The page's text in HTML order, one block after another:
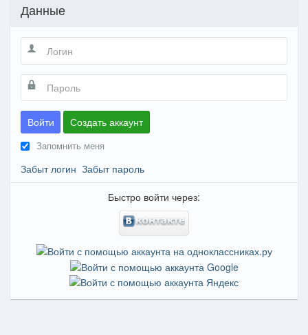
Данные
Войти Создать аккаунт
Запомнить меня
Забыт логин Забыт пароль
Быстро войти через: